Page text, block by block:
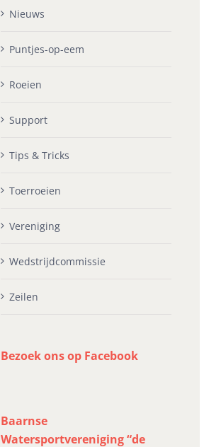
Nieuws
Puntjes-op-eem
Roeien
Support
Tips & Tricks
Toerroeien
Vereniging
Wedstrijdcommissie
Zeilen
Bezoek ons op Facebook
Baarnse
Watersportvereniging “de